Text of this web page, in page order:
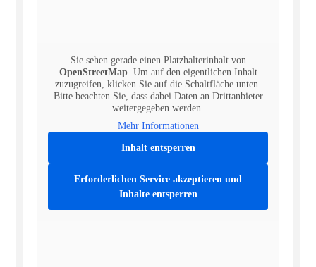
Sie sehen gerade einen Platzhalterinhalt von
OpenStreetMap. Um auf den eigentlichen Inhalt
zuzugreifen, klicken Sie auf die Schaltfläche unten.
Bitte beachten Sie, dass dabei Daten an Drittanbieter
weitergegeben werden.
Mehr Informationen
Inhalt entsperren
Erforderlichen Service akzeptieren und
Inhalte entsperren